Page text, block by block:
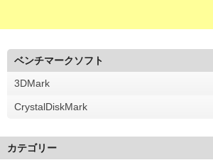
ベンチマークソフト
3DMark
CrystalDiskMark
カテゴリー